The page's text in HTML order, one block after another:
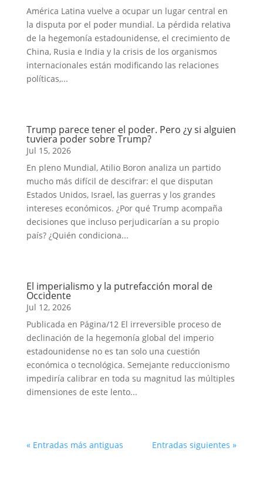
América Latina vuelve a ocupar un lugar central en
la disputa por el poder mundial. La pérdida relativa
de la hegemonía estadounidense, el crecimiento de
China, Rusia e India y la crisis de los organismos
internacionales están modificando las relaciones
políticas,...
Trump parece tener el poder. Pero ¿y si alguien
tuviera poder sobre Trump?
Jul 15, 2026
En pleno Mundial, Atilio Boron analiza un partido
mucho más difícil de descifrar: el que disputan
Estados Unidos, Israel, las guerras y los grandes
intereses económicos. ¿Por qué Trump acompaña
decisiones que incluso perjudicarían a su propio
país? ¿Quién condiciona...
El imperialismo y la putrefacción moral de
Occidente
Jul 12, 2026
Publicada en Página/12 El irreversible proceso de
declinación de la hegemonía global del imperio
estadounidense no es tan solo una cuestión
económica o tecnológica. Semejante reduccionismo
impediría calibrar en toda su magnitud las múltiples
dimensiones de este lento...
« Entradas más antiguas Entradas siguientes »